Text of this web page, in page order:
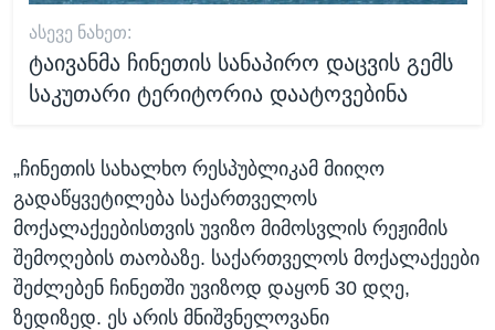
ᲐᲡᲔᲕᲔ ᲜᲐᲮᲔᲗ:
ტაივანმა ჩინეთის სანაპირო დაცვის გემს
საკუთარი ტერიტორია დაატოვებინა
„ჩინეთის სახალხო რესპუბლიკამ მიიღო
გადაწყვეტილება საქართველოს
მოქალაქეებისთვის უვიზო მიმოსვლის რეჟიმის
შემოღების თაობაზე. საქართველოს მოქალაქეები
შეძლებენ ჩინეთში უვიზოდ დაყონ 30 დღე,
ზედიზედ. ეს არის მნიშვნელოვანი